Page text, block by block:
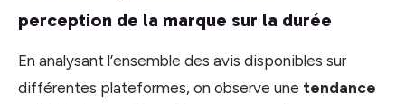
perception de la marque sur la durée
En analysant l’ensemble des avis disponibles sur
différentes plateformes, on observe une tendance